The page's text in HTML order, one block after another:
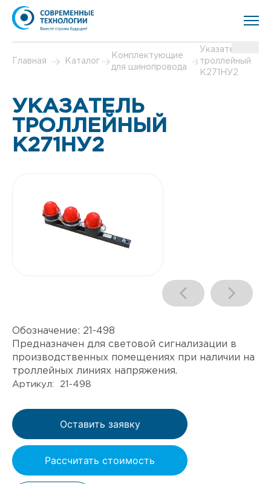
Главная Каталог
Комплектующие
для шинопровода
Указатель
троллейный
К271НУ2
УКАЗАТЕЛЬ
ТРОЛЛЕЙНЫЙ
К271НУ2
Обозначение: 21-498
Предназначен для световой сигнализации в
производственных помещениях при наличии на
троллейных линиях напряжения.
Артикул: 21-498
Оставить заявку
Рассчитать стоимость